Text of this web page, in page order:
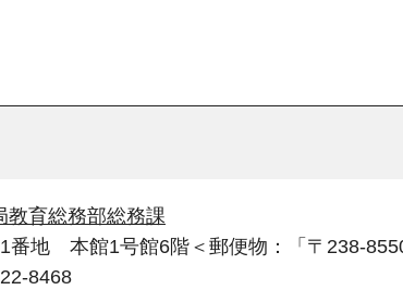
教育総務部総務課
番地 本館1号館6階＜郵便物：「〒238-
8468